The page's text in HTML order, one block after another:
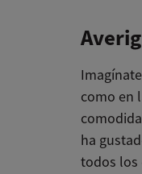
como en
ha
todos los